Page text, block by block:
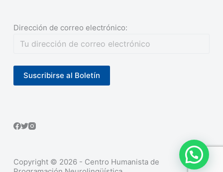
Dirección de correo electrónico:
Copyright © 2026 - Centro Humanista de